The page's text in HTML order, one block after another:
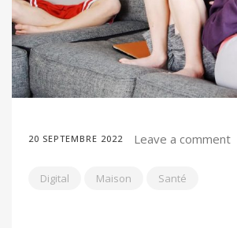
20 SEPTEMBRE 2022 Leave a comment
Digital Maison Santé